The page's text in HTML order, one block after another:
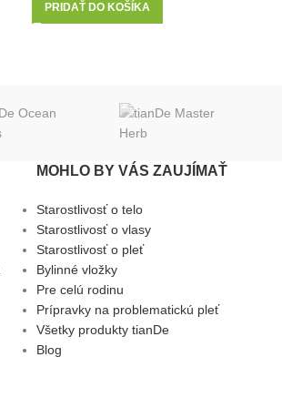
PRIDAŤ DO KOŠÍKA
MOHLO BY VÁS ZAUJÍMAŤ
Starostlivosť o telo
Starostlivosť o vlasy
Starostlivosť o pleť
Bylinné vložky
Pre celú rodinu
Prípravky na problematickú pleť
Všetky produkty tianDe
Blog